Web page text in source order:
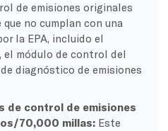
de emisiones originales
no cumplan con una
la EPA, incluido el
módulo de control del
diagnóstico de emisiones
de control de emisiones
70,000 millas: Este